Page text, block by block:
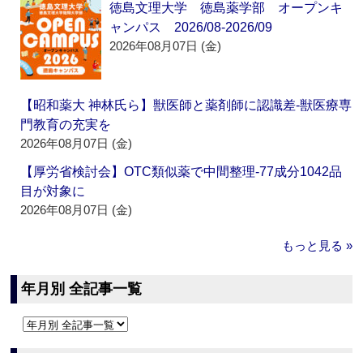
徳島文理大学 徳島薬学部 オープンキ
ャンパス 2026/08-2026/09
2026年08月07日 (金)
【昭和薬大 神林氏ら】獣医師と薬剤師に認識差‐獣医療専
門教育の充実を
2026年08月07日 (金)
【厚労省検討会】OTC類似薬で中間整理‐77成分1042品
目が対象に
2026年08月07日 (金)
もっと見る »
年月別 全記事一覧